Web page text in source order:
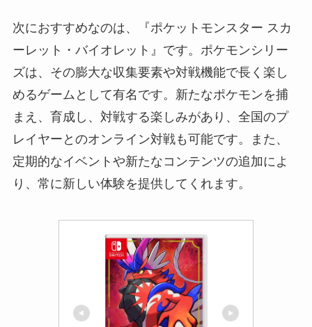
次におすすめなのは、『ポケットモンスター スカ
ーレット・バイオレット』です。ポケモンシリー
ズは、その膨大な収集要素や対戦機能で長く楽し
めるゲームとして有名です。新たなポケモンを捕
まえ、育成し、対戦する楽しみがあり、全国のプ
レイヤーとのオンライン対戦も可能です。また、
定期的なイベントや新たなコンテンツの追加によ
り、常に新しい体験を提供してくれます。